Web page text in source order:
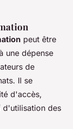
peut être
une dépense
de
Il se
d'accès,
d'utilisation des